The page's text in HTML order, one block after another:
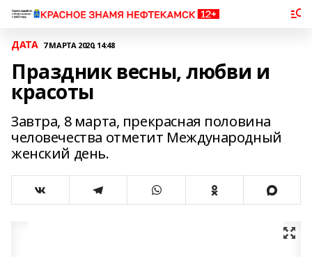
ДАТА 7 МАРТА 2020, 14:48
Праздник весны, любви и
красоты
Завтра, 8 марта, прекрасная половина
человечества отметит Международный
женский день.